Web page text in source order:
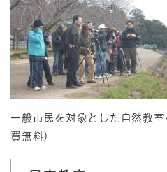
一般市民を対象とした自然教
費無料）